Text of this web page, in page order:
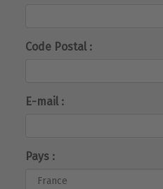
Code Postal :
E-mail :
Pays :